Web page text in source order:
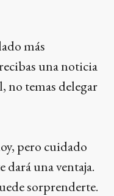
más
una noticia
no temas delegar
pero cuidado
dará una ventaja.
sorprenderte.